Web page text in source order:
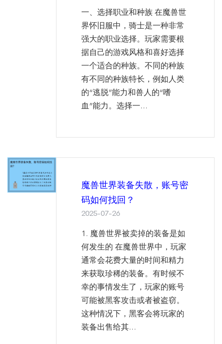
一、选择职业和种族 在魔兽世
界怀旧服中，骑士是一种非常
强大的职业选择。玩家需要根
据自己的游戏风格和喜好选择
一个适合的种族。不同的种族
有不同的种族特长，例如人类
的“逃脱”能力和兽人的“嗜
血”能力。选择一...
魔兽世界装备失散，账号密
码如何找回？
2025-07-26
1. 魔兽世界被卖掉的装备是如
何发生的 在魔兽世界中，玩家
通常会花费大量的时间和精力
来获取珍稀的装备。有时候不
幸的事情发生了，玩家的账号
可能被黑客攻击或者被盗窃。
这种情况下，黑客会将玩家的
装备出售给其...